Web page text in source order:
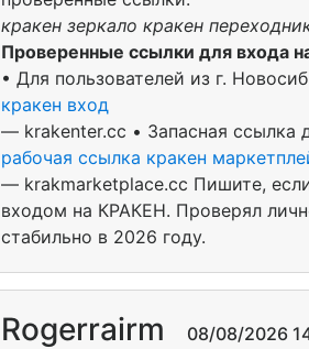
кракен зеркало кракен
Проверенные ссылки для входа
• Для пользователей из г.
кракен вход
— krakenter.cc • Запасная ссылка
рабочая ссылка кракен
— krakmarketplace.cc Пишите,
входом на КРАКЕН. Проверял
стабильно в 2026 году.
Rogerrairm 08/08/2026